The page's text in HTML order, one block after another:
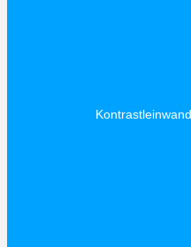
Kontrastleinwand